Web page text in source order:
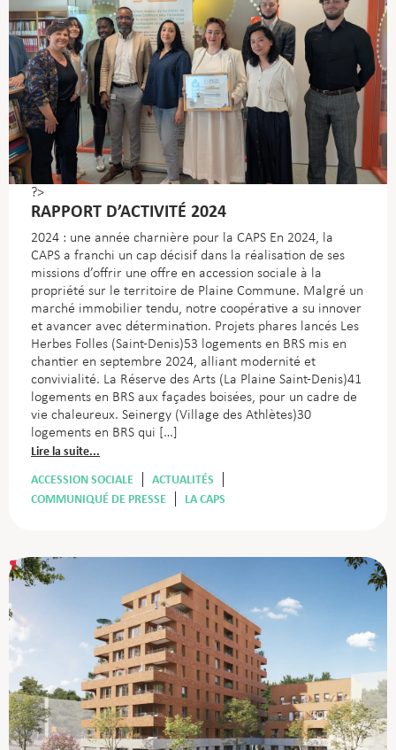
?>
RAPPORT D’ACTIVITÉ 2024
2024 : une année charnière pour la CAPS En 2024, la
CAPS a franchi un cap décisif dans la réalisation de ses
missions d’offrir une offre en accession sociale à la
propriété sur le territoire de Plaine Commune. Malgré un
marché immobilier tendu, notre coopérative a su innover
et avancer avec détermination. Projets phares lancés Les
Herbes Folles (Saint-Denis)53 logements en BRS mis en
chantier en septembre 2024, alliant modernité et
convivialité. La Réserve des Arts (La Plaine Saint-Denis)41
logements en BRS aux façades boisées, pour un cadre de
vie chaleureux. Seinergy (Village des Athlètes)30
logements en BRS qui […]
Lire la suite...
ACCESSION SOCIALE
ACTUALITÉS
COMMUNIQUÉ DE PRESSE
LA CAPS